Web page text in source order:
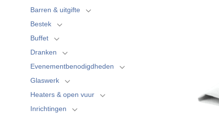
Barren & uitgifte
Bestek
Buffet
Dranken
Evenementbenodigdheden
Glaswerk
Heaters & open vuur
Inrichtingen